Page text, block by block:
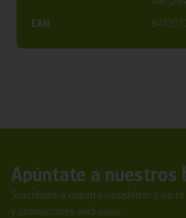
EAN:
Apúntate a nuestros
Suscríbete a nuestra newsletter y no
y promociones exclusivas.